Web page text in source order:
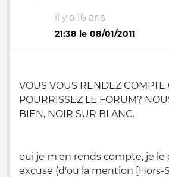
il y a 16 ans
21:38 le 08/01/2011
VOUS VOUS RENDEZ COMPTE
POURRISSEZ LE FORUM?
BIEN, NOIR SUR BLANC.
oui je m'en rends compte, je
excuse (d'ou la mention [Hors-